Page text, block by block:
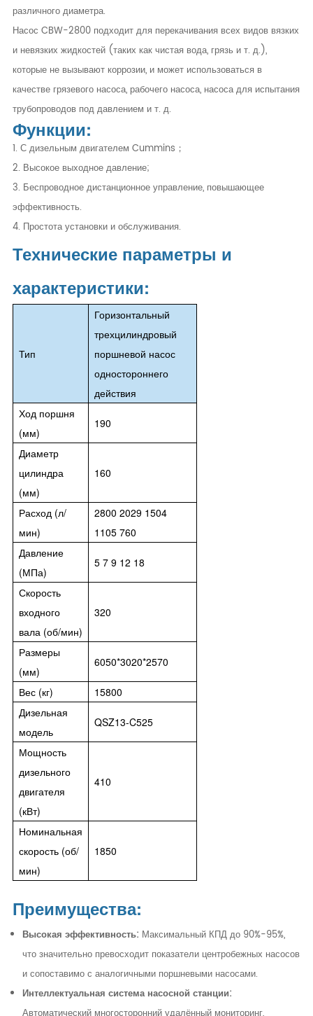
различного диаметра.
Насос CBW-2800 подходит для перекачивания всех видов вязких
и невязких жидкостей (таких как чистая вода, грязь и т. д.),
которые не вызывают коррозии, и может использоваться в
качестве грязевого насоса, рабочего насоса, насоса для испытания
трубопроводов под давлением и т. д.
Функции:
1. С дизельным двигателем Cummins；
2. Высокое выходное давление;
3. Беспроводное дистанционное управление, повышающее
эффективность.
4. Простота установки и обслуживания.
Технические параметры и
характеристики:
Тип
Горизонтальный
трехцилиндровый
поршневой насос
одностороннего
действия
Ход поршня
(мм)
190
Диаметр
цилиндра
(мм)
160
Расход (л/
мин)
2800 2029 1504
1105 760
Давление
(МПа)
5 7 9 12 18
Скорость
входного
вала (об/мин)
320
Размеры
(мм)
6050*3020*2570
Вес (кг)
15800
Дизельная
модель
QSZ13-C525
Мощность
дизельного
двигателя
(кВт)
410
Номинальная
скорость (об/
мин)
1850
Преимущества:
Высокая эффективность: Максимальный КПД до 90%-95%,
что значительно превосходит показатели центробежных насосов
и сопоставимо с аналогичными поршневыми насосами.
Интеллектуальная система насосной станции: